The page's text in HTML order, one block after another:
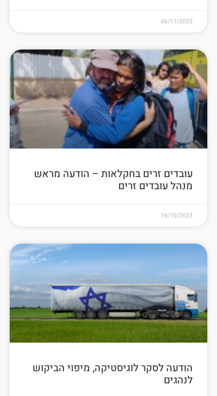
06/11/2023
עובדים זרים בחקלאות – הודעה מראש
מנהל עובדים זרים
16/10/2023
הודעה לסקר לוגיסטיקה, מיפוי הביקוש
לנהגים